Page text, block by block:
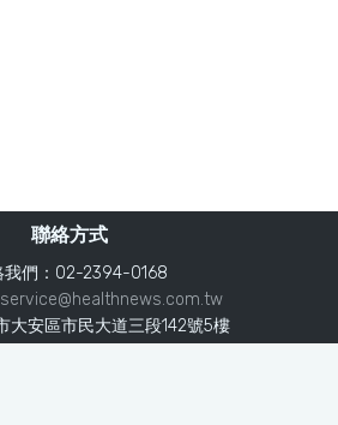
聯絡方式
我們：02-2394-0168
service@healthnews.com.tw
大安區市民大道三段142號5樓